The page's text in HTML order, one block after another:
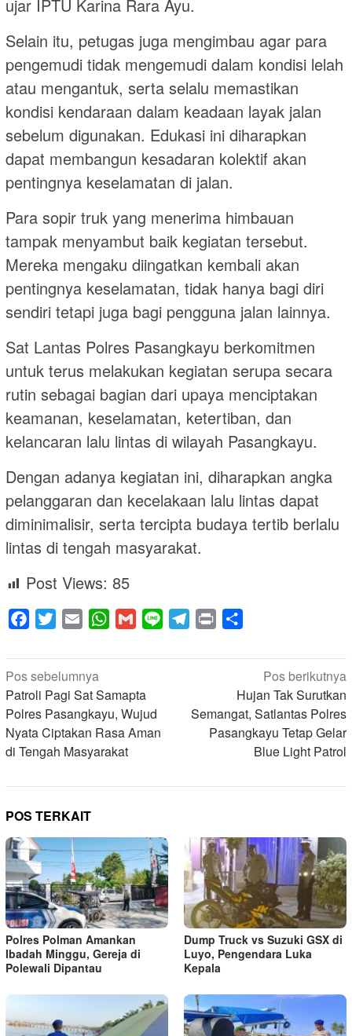
ujar IPTU Karina Rara Ayu.
Selain itu, petugas juga mengimbau agar para
pengemudi tidak mengemudi dalam kondisi lelah
atau mengantuk, serta selalu memastikan
kondisi kendaraan dalam keadaan layak jalan
sebelum digunakan. Edukasi ini diharapkan
dapat membangun kesadaran kolektif akan
pentingnya keselamatan di jalan.
Para sopir truk yang menerima himbauan
tampak menyambut baik kegiatan tersebut.
Mereka mengaku diingatkan kembali akan
pentingnya keselamatan, tidak hanya bagi diri
sendiri tetapi juga bagi pengguna jalan lainnya.
Sat Lantas Polres Pasangkayu berkomitmen
untuk terus melakukan kegiatan serupa secara
rutin sebagai bagian dari upaya menciptakan
keamanan, keselamatan, ketertiban, dan
kelancaran lalu lintas di wilayah Pasangkayu.
Dengan adanya kegiatan ini, diharapkan angka
pelanggaran dan kecelakaan lalu lintas dapat
diminimalisir, serta tercipta budaya tertib berlalu
lintas di tengah masyarakat.
Post Views: 85
Facebook
Twitter Email WhatsApp
Gmail Line Telegram
Print
Navigasi
pos
Pos sebelumnya
Patroli Pagi Sat Samapta
Polres Pasangkayu, Wujud
Nyata Ciptakan Rasa Aman
di Tengah Masyarakat
Pos berikutnya
Hujan Tak Surutkan
Semangat, Satlantas Polres
Pasangkayu Tetap Gelar
Blue Light Patrol
POS TERKAIT
Polres Polman Amankan
Ibadah Minggu, Gereja di
Polewali Dipantau
Dump Truck vs Suzuki GSX di
Luyo, Pengendara Luka
Kepala